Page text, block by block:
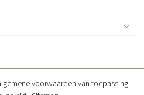
voorwaarden van toepassing